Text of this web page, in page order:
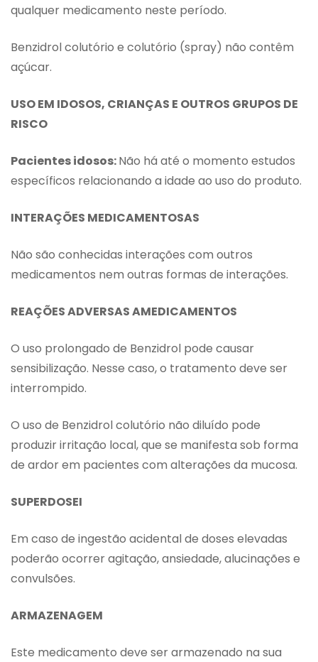
qualquer medicamento neste período.
Benzidrol colutório e colutório (spray) não contêm
açúcar.
USO EM IDOSOS, CRIANÇAS E OUTROS GRUPOS DE
RISCO
Pacientes idosos:Não há até o momento estudos
específicos relacionando a idade ao uso do produto.
INTERAÇÕES MEDICAMENTOSAS
Não são conhecidas interações com outros
medicamentos nem outras formas de interações.
REAÇÕES ADVERSAS AMEDICAMENTOS
O uso prolongado de Benzidrol pode causar
sensibilização. Nesse caso, o tratamento deve ser
interrompido.
O uso de Benzidrol colutório não diluído pode
produzir irritação local, que se manifesta sob forma
de ardor em pacientes com alterações da mucosa.
SUPERDOSEI
Em caso de ingestão acidental de doses elevadas
poderão ocorrer agitação, ansiedade, alucinações e
convulsões.
ARMAZENAGEM
Este medicamento deve ser armazenado na sua